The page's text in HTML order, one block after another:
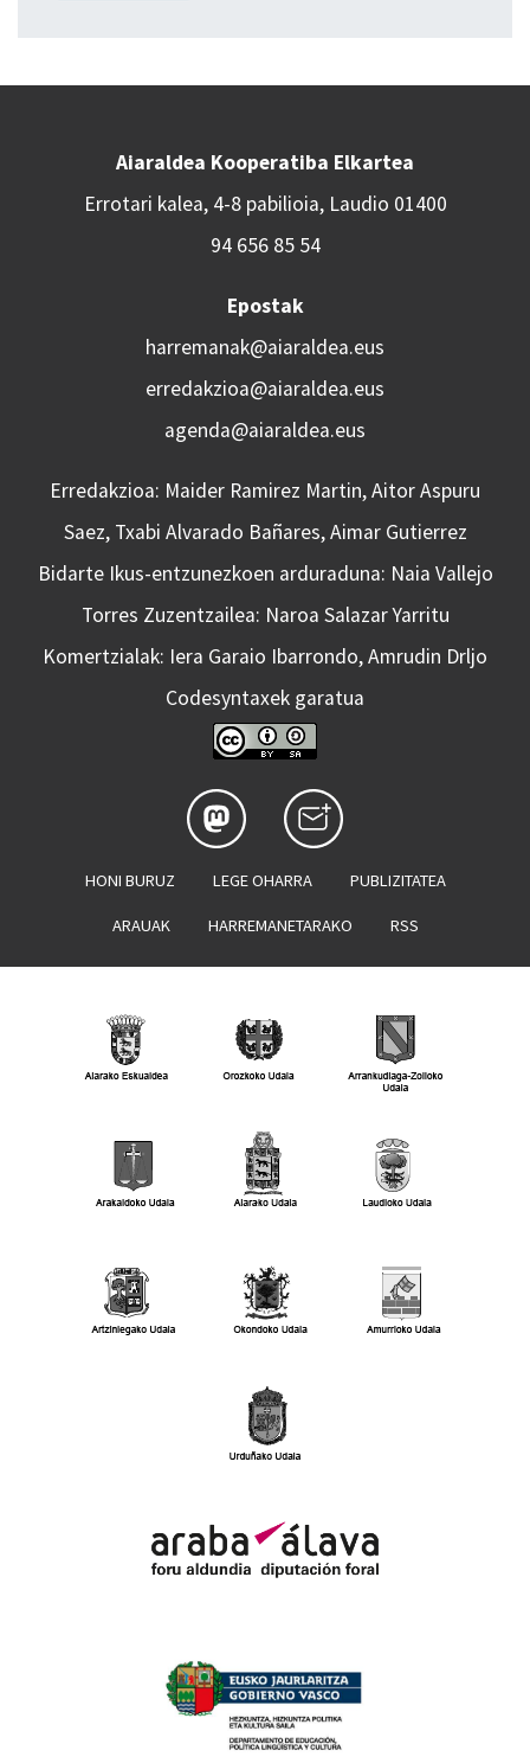
Aiaraldea Kooperatiba Elkartea
Errotari kalea, 4-8 pabilioia, Laudio 01400
94 656 85 54
Epostak
harremanak@aiaraldea.eus
erredakzioa@aiaraldea.eus
agenda@aiaraldea.eus
Erredakzioa: Maider Ramirez Martin, Aitor Aspuru
Saez, Txabi Alvarado Bañares, Aimar Gutierrez
Bidarte Ikus-entzunezkoen arduraduna: Naia Vallejo
Torres Zuzentzailea: Naroa Salazar Yarritu
Komertzialak: Iera Garaio Ibarrondo, Amrudin Drljo
Codesyntaxek garatua
HONI BURUZ LEGE OHARRA PUBLIZITATEA
ARAUAK HARREMANETARAKO RSS